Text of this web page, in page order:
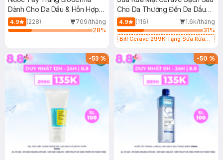
Dành Cho Da Dầu & Hỗn Hợp
500ml
4.9 (228)
709/tháng
28%
Cho Da Thường Đến Da Dầu
473ml
4.9 (116)
1.6k/tháng
31%
Bill Cerave 299K Tặng Sữa Rửa
-53% -50%